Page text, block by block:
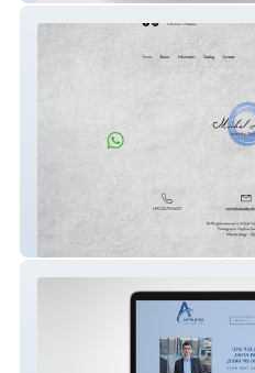
Michal Nakar Jewelry Design